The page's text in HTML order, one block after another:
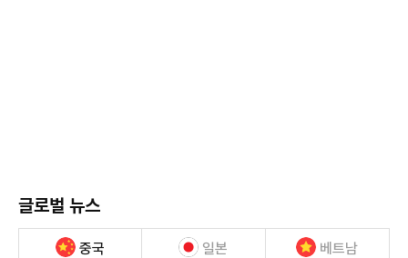
글로벌 뉴스
중국 일본 베트남